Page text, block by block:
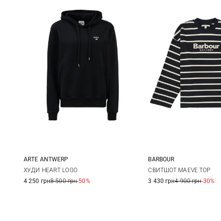
XXS XS
ARTE ANTWERP
ХУДИ HEART LOGO
4 250 грн8 500 грн-50%
8 10
BARBOUR
СВИТШОТ MAEVE TOP
3 430 грн4 900 грн-30%